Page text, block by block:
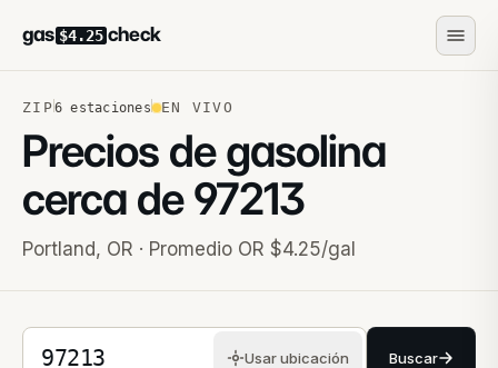
gas $4.25 check
ZIP6 estaciones EN VIVO
Precios de gasolina
cerca de97213
Portland, OR · Promedio OR $4.25/gal
Código postal de 5 dígitos
Usar ubicación Buscar